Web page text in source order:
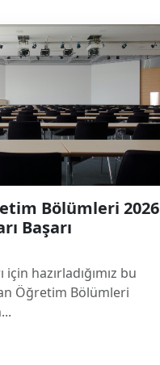
Bölümleri 2026
Başarı
için hazırladığımız bu
Öğretim Bölümleri